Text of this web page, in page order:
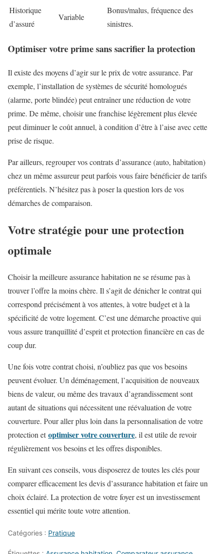
Historique
d’assuré
Variable
Bonus/malus, fréquence des
sinistres.
Optimiser votre prime sans sacrifier la protection
Il existe des moyens d’agir sur le prix de votre assurance. Par
exemple, l’installation de systèmes de sécurité homologués
(alarme, porte blindée) peut entraîner une réduction de votre
prime. De même, choisir une franchise légèrement plus élevée
peut diminuer le coût annuel, à condition d’être à l’aise avec cette
prise de risque.
Par ailleurs, regrouper vos contrats d’assurance (auto, habitation)
chez un même assureur peut parfois vous faire bénéficier de tarifs
préférentiels. N’hésitez pas à poser la question lors de vos
démarches de comparaison.
Votre stratégie pour une protection
optimale
Choisir la meilleure assurance habitation ne se résume pas à
trouver l’offre la moins chère. Il s’agit de dénicher le contrat qui
correspond précisément à vos attentes, à votre budget et à la
spécificité de votre logement. C’est une démarche proactive qui
vous assure tranquillité d’esprit et protection financière en cas de
coup dur.
Une fois votre contrat choisi, n’oubliez pas que vos besoins
peuvent évoluer. Un déménagement, l’acquisition de nouveaux
biens de valeur, ou même des travaux d’agrandissement sont
autant de situations qui nécessitent une réévaluation de votre
couverture. Pour aller plus loin dans la personnalisation de votre
protection etoptimiser votre couverture, il est utile de revoir
régulièrement vos besoins et les offres disponibles.
En suivant ces conseils, vous disposerez de toutes les clés pour
comparer efficacement les devis d’assurance habitation et faire un
choix éclairé. La protection de votre foyer est un investissement
essentiel qui mérite toute votre attention.
Catégories : Pratique